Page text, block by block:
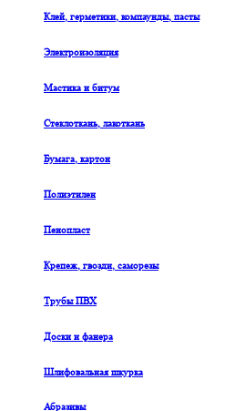
Клей, герметики, компаунды, пасты
Электроизоляция
Мастика и битум
Стеклоткань, лакоткань
Бумага, картон
Полиэтилен
Пенопласт
Крепеж, гвозди, саморезы
Трубы ПВХ
Доски и фанера
Шлифовальная шкурка
Абразивы